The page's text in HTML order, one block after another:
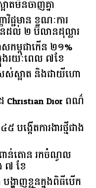
Saab ថ្ងៃខួប
តមិនចាញ់គ្នា
វិជ្ជមាន​ ​ខណៈ​ការ​
ល់​ ​២​ ​ប៊ីលាន​ដុល្លារ​
កម្ពុជាកើន ២១%
ងរយៈពេល ៧ខែ
ស្អាត និងជាយីហោ
Christian Dior ពណ៌
ង្កើត​ការងារ​ថ្មី​ជាង​
ាន់តោន រកចំណូល
៧ ខែ